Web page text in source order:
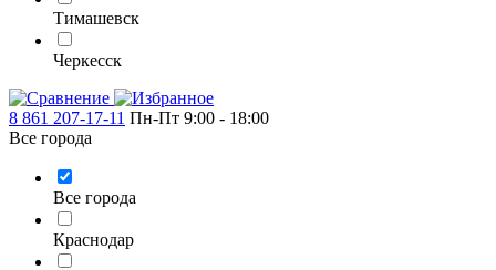
Тимашевск
Черкесск
8 861 207-17-11 Пн-Пт 9:00 - 18:00
Все города
Все города
Краснодар